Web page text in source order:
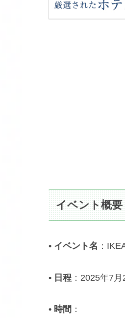
イベント概要
• イベント名 ：
• 日程 ：2025年7月
• 時間 ：